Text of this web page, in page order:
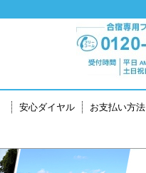
安心ダイヤル お支払い方法